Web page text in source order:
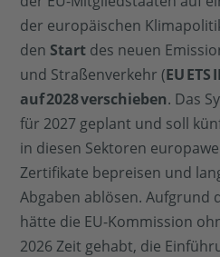
der europäischen
den Start des neuen
und Straßenverkehr (EUETSII
auf2028verschieben. Das
für 2027 geplant und soll
in diesen Sektoren
Zertifikate bepreisen und
Abgaben ablösen. Aufgrund
hätte die EU-Kommission
2026 Zeit gehabt, die